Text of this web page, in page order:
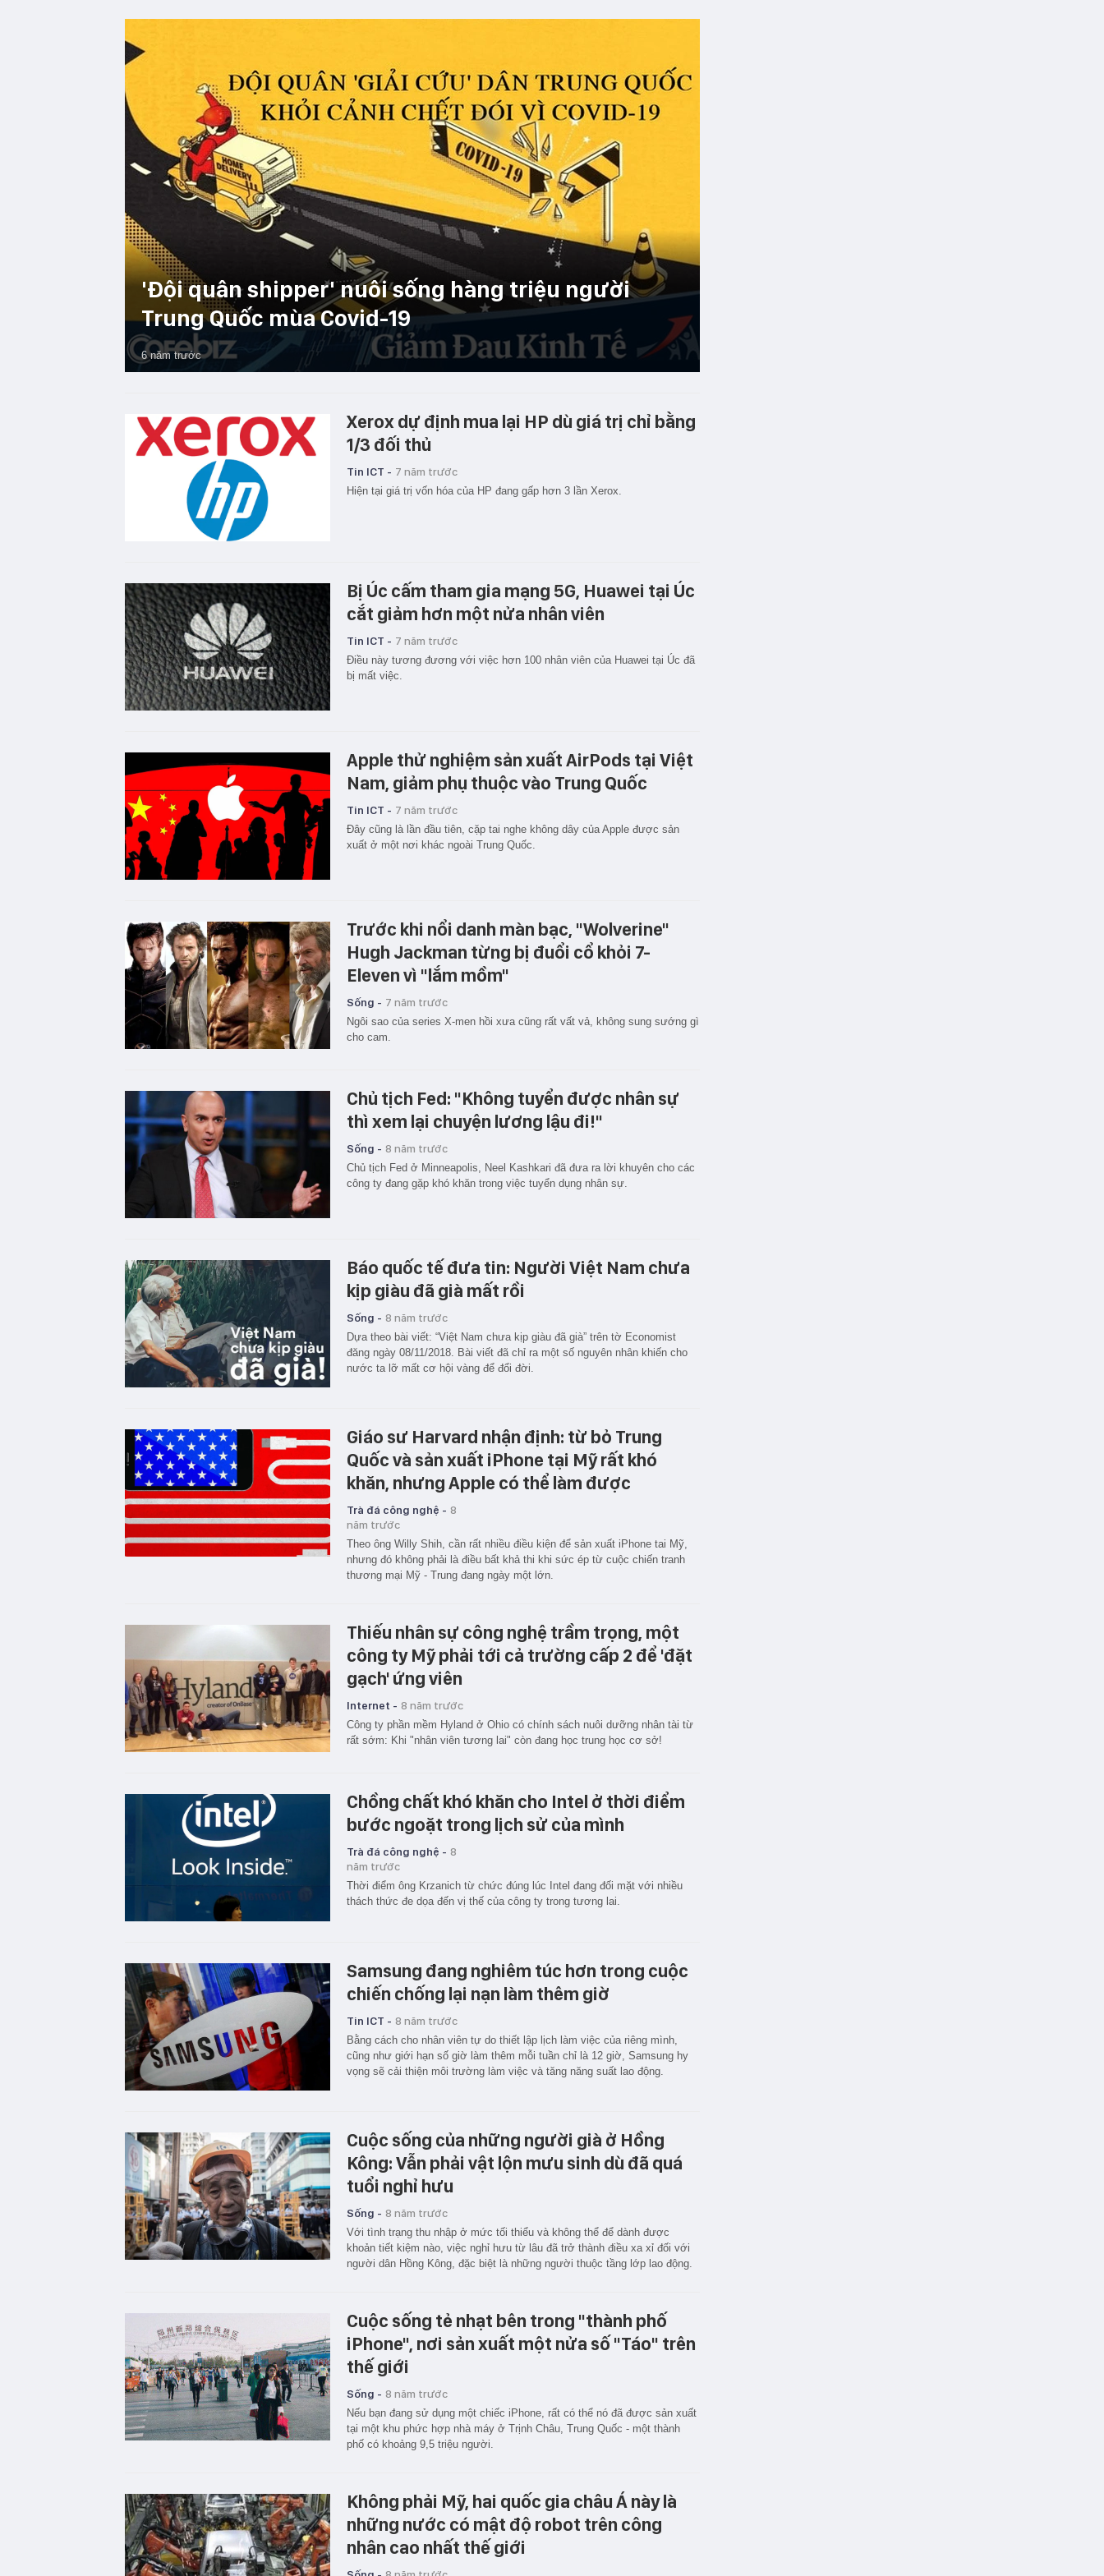
'Đội quân shipper' nuôi sống hàng triệu người
Trung Quốc mùa Covid-19
6 năm trước
Xerox dự định mua lại HP dù giá trị chỉ bằng
1/3 đối thủ
Tin ICT - 7 năm trước
Hiện tại giá trị vốn hóa của HP đang gấp hơn 3 lần Xerox.
Bị Úc cấm tham gia mạng 5G, Huawei tại Úc
cắt giảm hơn một nửa nhân viên
Tin ICT - 7 năm trước
Điều này tương đương với việc hơn 100 nhân viên của Huawei tại Úc đã
bị mất việc.
Apple thử nghiệm sản xuất AirPods tại Việt
Nam, giảm phụ thuộc vào Trung Quốc
Tin ICT - 7 năm trước
Đây cũng là lần đầu tiên, cặp tai nghe không dây của Apple được sản
xuất ở một nơi khác ngoài Trung Quốc.
Trước khi nổi danh màn bạc, "Wolverine"
Hugh Jackman từng bị đuổi cổ khỏi 7-
Eleven vì "lắm mồm"
Sống - 7 năm trước
Ngôi sao của series X-men hồi xưa cũng rất vất vả, không sung sướng gì
cho cam.
Chủ tịch Fed: "Không tuyển được nhân sự
thì xem lại chuyện lương lậu đi!"
Sống - 8 năm trước
Chủ tịch Fed ở Minneapolis, Neel Kashkari đã đưa ra lời khuyên cho các
công ty đang gặp khó khăn trong việc tuyển dụng nhân sự.
Báo quốc tế đưa tin: Người Việt Nam chưa
kịp giàu đã già mất rồi
Sống - 8 năm trước
Dựa theo bài viết: “Việt Nam chưa kịp giàu đã già” trên tờ Economist
đăng ngày 08/11/2018. Bài viết đã chỉ ra một số nguyên nhân khiến cho
nước ta lỡ mất cơ hội vàng để đổi đời.
Giáo sư Harvard nhận định: từ bỏ Trung
Quốc và sản xuất iPhone tại Mỹ rất khó
khăn, nhưng Apple có thể làm được
Trà đá công nghệ - 8
năm trước
Theo ông Willy Shih, cần rất nhiều điều kiện để sản xuất iPhone tai Mỹ,
nhưng đó không phải là điều bất khả thi khi sức ép từ cuộc chiến tranh
thương mại Mỹ - Trung đang ngày một lớn.
Thiếu nhân sự công nghệ trầm trọng, một
công ty Mỹ phải tới cả trường cấp 2 để 'đặt
gạch' ứng viên
Internet - 8 năm trước
Công ty phần mềm Hyland ở Ohio có chính sách nuôi dưỡng nhân tài từ
rất sớm: Khi "nhân viên tương lai" còn đang học trung học cơ sở!
Chồng chất khó khăn cho Intel ở thời điểm
bước ngoặt trong lịch sử của mình
Trà đá công nghệ - 8
năm trước
Thời điểm ông Krzanich từ chức đúng lúc Intel đang đối mặt với nhiều
thách thức đe dọa đến vị thế của công ty trong tương lai.
Samsung đang nghiêm túc hơn trong cuộc
chiến chống lại nạn làm thêm giờ
Tin ICT - 8 năm trước
Bằng cách cho nhân viên tự do thiết lập lịch làm việc của riêng mình,
cũng như giới hạn số giờ làm thêm mỗi tuần chỉ là 12 giờ, Samsung hy
vọng sẽ cải thiện môi trường làm việc và tăng năng suất lao động.
Cuộc sống của những người già ở Hồng
Kông: Vẫn phải vật lộn mưu sinh dù đã quá
tuổi nghỉ hưu
Sống - 8 năm trước
Với tình trạng thu nhập ở mức tối thiểu và không thể để dành được
khoản tiết kiệm nào, việc nghỉ hưu từ lâu đã trở thành điều xa xỉ đối với
người dân Hồng Kông, đặc biệt là những người thuộc tầng lớp lao động.
Cuộc sống tẻ nhạt bên trong "thành phố
iPhone", nơi sản xuất một nửa số "Táo" trên
thế giới
Sống - 8 năm trước
Nếu bạn đang sử dụng một chiếc iPhone, rất có thể nó đã được sản xuất
tại một khu phức hợp nhà máy ở Trịnh Châu, Trung Quốc - một thành
phố có khoảng 9,5 triệu người.
Không phải Mỹ, hai quốc gia châu Á này là
những nước có mật độ robot trên công
nhân cao nhất thế giới